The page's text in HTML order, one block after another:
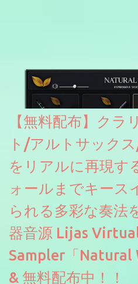
【無料配布】クラ
ト/アルトサック
をリアルに再現す
ォールまでキース
られる多彩な奏法
器音源 Lijas
Sampler「Natural
& 無料配布中！！